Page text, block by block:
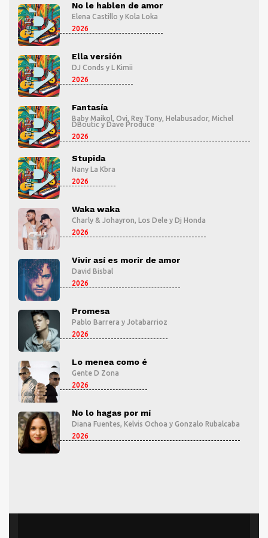
No le hablen de amor
Elena Castillo y Kola Loka
2026
Ella versión
DJ Conds y L Kimii
2026
Fantasía
Baby Maikol, Ovi, Rey Tony, Helabusador, Michel
DBoutic y Dave Produce
2026
Stupida
Nany La Kbra
2026
Waka waka
Charly & Johayron, Los Dele y Dj Honda
2026
Vivir así es morir de amor
David Bisbal
2026
Promesa
Pablo Barrera y Jotabarrioz
2026
Lo menea como é
Gente D Zona
2026
No lo hagas por mí
Diana Fuentes, Kelvis Ochoa y Gonzalo Rubalcaba
2026